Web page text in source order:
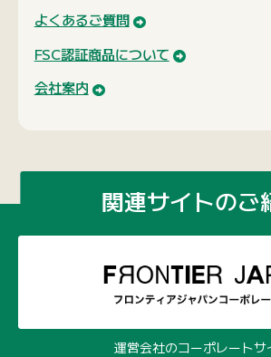
よくあるご質問
FSC認証商品について
会社案内
関連サイトのご
運営会社のコーポレートサ